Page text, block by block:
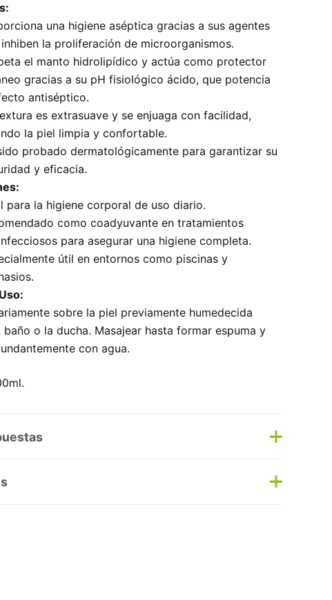
una higiene aséptica gracias a sus agentes
la proliferación de microorganismos.
el manto hidrolipídico y actúa como protector
gracias a su pH fisiológico ácido, que potencia
antiséptico.
es extrasuave y se enjuaga con facilidad,
la piel limpia y confortable.
probado dermatológicamente para garantizar su
y eficacia.
para la higiene corporal de uso diario.
como coadyuvante en tratamientos
para asegurar una higiene completa.
útil en entornos como piscinas y
sobre la piel previamente humedecida
baño o la ducha. Masajear hasta formar espuma y
con agua.